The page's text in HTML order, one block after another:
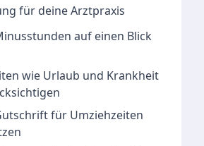
für deine Arztpraxis
auf einen Blick
wie Urlaub und Krankheit
für Umziehzeiten